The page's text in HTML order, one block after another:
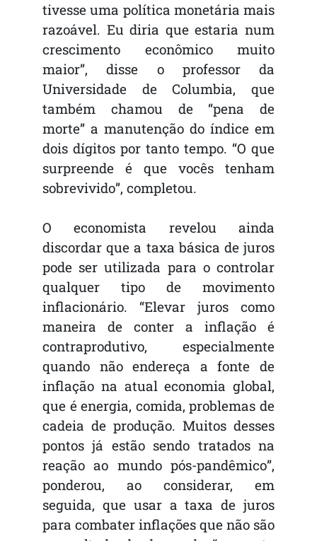
tivesse uma política monetária mais
razoável. Eu diria que estaria num
crescimento econômico muito
maior”, disse o professor da
Universidade de Columbia, que
também chamou de “pena de
morte” a manutenção do índice em
dois dígitos por tanto tempo. “O que
surpreende é que vocês tenham
sobrevivido”, completou.
O economista revelou ainda
discordar que a taxa básica de juros
pode ser utilizada para o controlar
qualquer tipo de movimento
inflacionário. “Elevar juros como
maneira de conter a inflação é
contraprodutivo, especialmente
quando não endereça a fonte de
inflação na atual economia global,
que é energia, comida, problemas de
cadeia de produção. Muitos desses
pontos já estão sendo tratados na
reação ao mundo pós-pandêmico”,
ponderou, ao considerar, em
seguida, que usar a taxa de juros
para combater inflações que não são